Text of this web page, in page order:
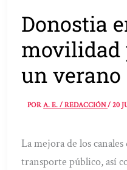
Donostia
movilidad
un verano
PORA. E. / REDACCIÓN/20
La mejora de los
transporte público, así